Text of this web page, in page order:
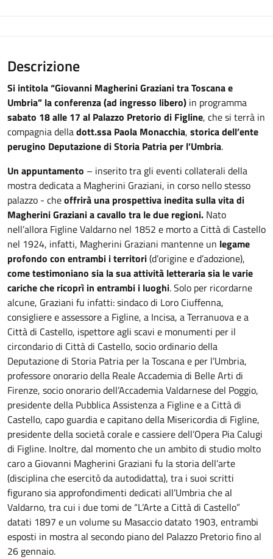
Descrizione
Si intitola “Giovanni Magherini Graziani tra Toscana e
Umbria” la conferenza (ad ingresso libero) in programma
sabato 18 alle 17 al Palazzo Pretorio di Figline, che si terrà in
compagnia delladott.ssa Paola Monacchia, storica dell’ente
perugino Deputazione di Storia Patria per l’Umbria.
Un appuntamento – inserito tra gli eventi collaterali della
mostra dedicata a Magherini Graziani, in corso nello stesso
palazzo - cheoffrirà una prospettiva inedita sulla vita di
Magherini Graziania cavallo tra le due regioni. Nato
nell’allora Figline Valdarno nel 1852 e morto a Città di Castello
nel 1924, infatti, Magherini Graziani mantenne un legame
profondo con entrambi i territori(d’origine e d’adozione),
come testimoniano sia la sua attività letteraria sia le varie
cariche che ricoprì in entrambi i luoghi. Solo per ricordarne
alcune, Graziani fu infatti: sindaco di Loro Ciuffenna,
consigliere e assessore a Figline, a Incisa, a Terranuova e a
Città di Castello, ispettore agli scavi e monumenti per il
circondario di Città di Castello, socio ordinario della
Deputazione di Storia Patria per la Toscana e per l’Umbria,
professore onorario della Reale Accademia di Belle Arti di
Firenze, socio onorario dell’Accademia Valdarnese del Poggio,
presidente della Pubblica Assistenza a Figline e a Città di
Castello, capo guardia e capitano della Misericordia di Figline,
presidente della società corale e cassiere dell’Opera Pia Calugi
di Figline. Inoltre, dal momento che un ambito di studio molto
caro a Giovanni Magherini Graziani fu la storia dell’arte
(disciplina che esercitò da autodidatta), tra i suoi scritti
figurano sia approfondimenti dedicati all’Umbria che al
Valdarno, tra cui i due tomi de “L’Arte a Città di Castello”
datati 1897 e un volume su Masaccio datato 1903, entrambi
esposti in mostra al secondo piano del Palazzo Pretorio fino al
26 gennaio.